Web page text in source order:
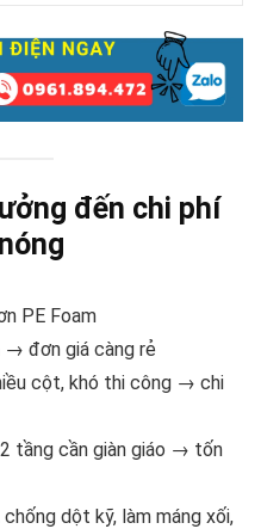
đến chi phí
PE Foam
→ đơn giá càng rẻ
cột, khó thi công → chi
tầng cần giàn giáo → tốn
chống dột kỹ, làm máng xối,